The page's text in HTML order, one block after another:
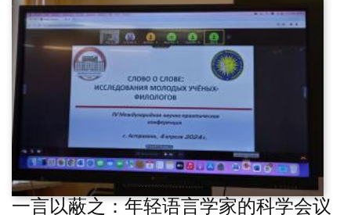
一言以蔽之：年轻语言学家的科学会议